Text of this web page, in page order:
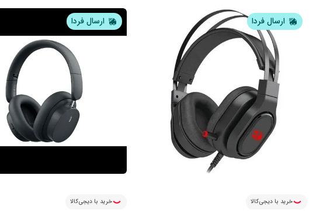
ارسال فردا
خرید با دیجی‌کالا
ارسال فردا
خرید با دیجی‌کالا